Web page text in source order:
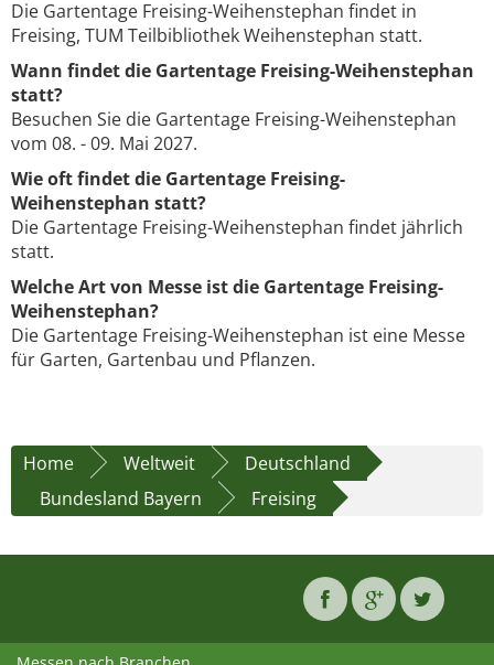
Die Gartentage Freising-Weihenstephan findet in
Freising, TUM Teilbibliothek Weihenstephan statt.
Wann findet die Gartentage Freising-Weihenstephan
statt?
Besuchen Sie die Gartentage Freising-Weihenstephan
vom 08. - 09. Mai 2027.
Wie oft findet die Gartentage Freising-
Weihenstephan statt?
Die Gartentage Freising-Weihenstephan findet jährlich
statt.
Welche Art von Messe ist die Gartentage Freising-
Weihenstephan?
Die Gartentage Freising-Weihenstephan ist eine Messe
für Garten, Gartenbau und Pflanzen.
Home Weltweit
Deutschland
Bundesland Bayern
Freising